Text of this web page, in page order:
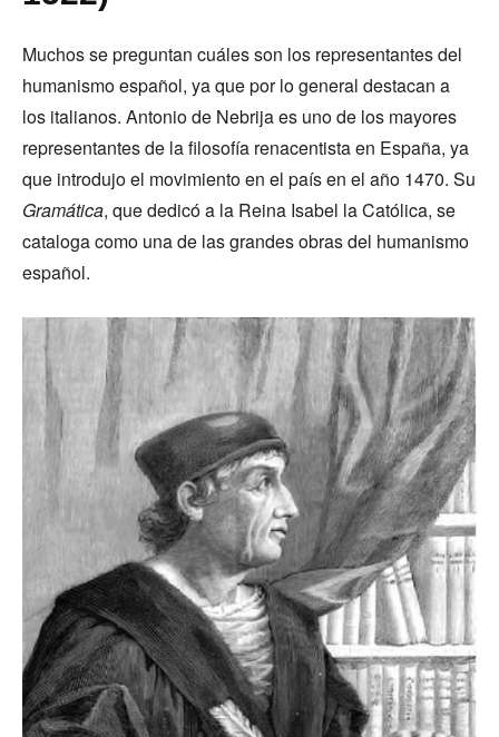
Muchos se preguntan cuáles son los representantes del
humanismo español, ya que por lo general destacan a
los italianos. Antonio de Nebrija es uno de los mayores
representantes de la filosofía renacentista en España, ya
que introdujo el movimiento en el país en el año 1470. Su
Gramática, que dedicó a la Reina Isabel la Católica, se
cataloga como una de las grandes obras del humanismo
español.